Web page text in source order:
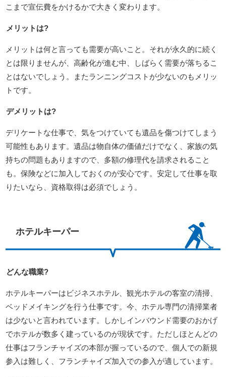
こまで宣伝費をかけるかで大きく変わります。
メリットは?
メリットは何と言っても需要が高いこと。それが永久的に続く
とは限りませんが、高齢化が進む中、しばらく需要が落ちるこ
とはないでしょう。またランニングコストが少ないのもメリッ
トです。
デメリットは?
デリケートな仕事で、気をつけていても遺品を傷つけてしまう
可能性もあります。遺品は物自体の価値だけでなく、家族の気
持ちの問題もありますので、多額の修理代を請求されること
も。保険などに加入しておくのが安心です。安定して仕事を取
りたいなら、資格取得は必須でしょう。
ホテルキーパー
どんな職業?
ホテルキーパーはビジネスホテル、観光ホテルの客室の清掃、
ベッドメイキングを行う仕事です。今、ホテル専門の清掃業者
は少ないと言われています。しかしインバウンド需要のおかげ
でホテルが数多く建っているのが現状です。ただしほとんどの
仕事はフランチャイズの本部が握っているので、個人での新規
参入は難しく、フランチャイズ加入での参入が適しています。